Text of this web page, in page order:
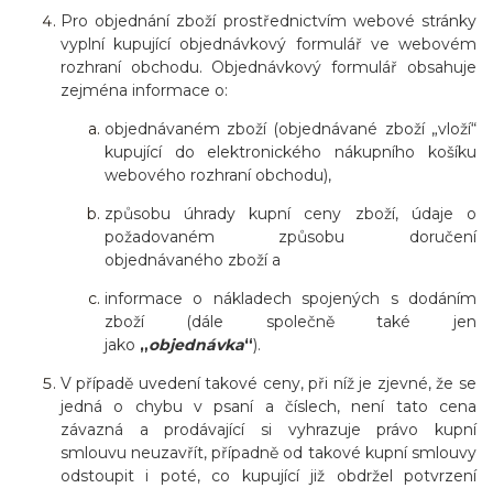
Pro objednání zboží prostřednictvím webové stránky
vyplní kupující objednávkový formulář ve webovém
rozhraní obchodu. Objednávkový formulář obsahuje
zejména informace o:
objednávaném zboží (objednávané zboží „vloží“
kupující do elektronického nákupního košíku
webového rozhraní obchodu),
způsobu úhrady kupní ceny zboží, údaje o
požadovaném způsobu doručení
objednávaného zboží a
informace o nákladech spojených s dodáním
zboží (dále společně také jen
jako „objednávka“).
V případě uvedení takové ceny, při níž je zjevné, že se
jedná o chybu v psaní a číslech, není tato cena
závazná a prodávající si vyhrazuje právo kupní
smlouvu neuzavřít, případně od takové kupní smlouvy
odstoupit i poté, co kupující již obdržel potvrzení